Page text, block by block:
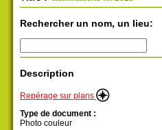
Rechercher un nom, un lieu:
Description
Repérage sur plans
Type de document :
Photo couleur